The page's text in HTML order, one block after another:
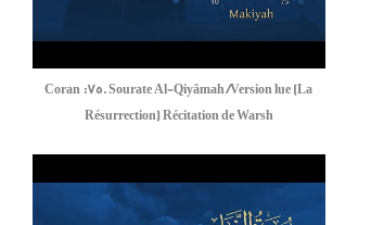
Coran :75. Sourate Al-Qiyâmah /Version lue (La
Résurrection) Récitation de Warsh